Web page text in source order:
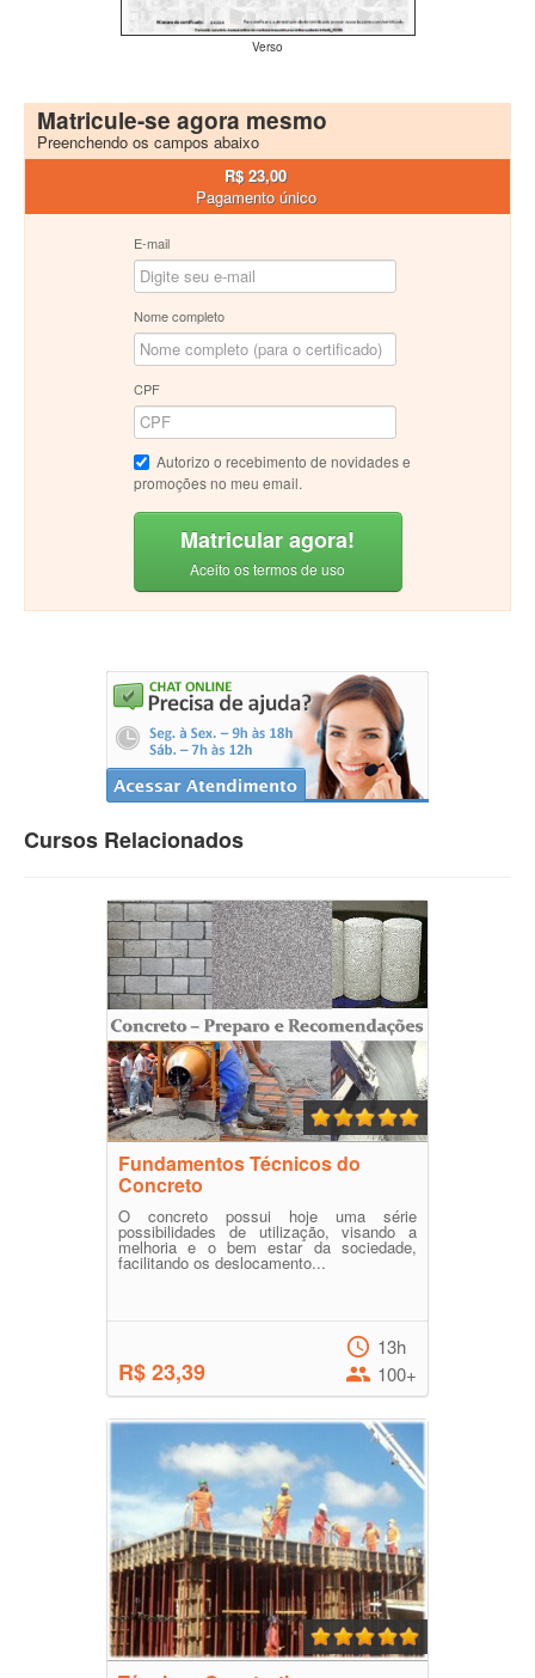
Verso
Matricule-se agora mesmo
Preenchendo os campos abaixo
R$ 23,00
Pagamento único
E-mail
Nome completo
CPF
Autorizo o recebimento de novidades e
promoções no meu email.
Matricular agora!
Aceito os termos de uso
Cursos Relacionados
Fundamentos Técnicos do
Concreto
O concreto possui hoje uma série
possibilidades de utilização, visando a
melhoria e o bem estar da sociedade,
facilitando os deslocamento...
R$ 23,39
13h
100+